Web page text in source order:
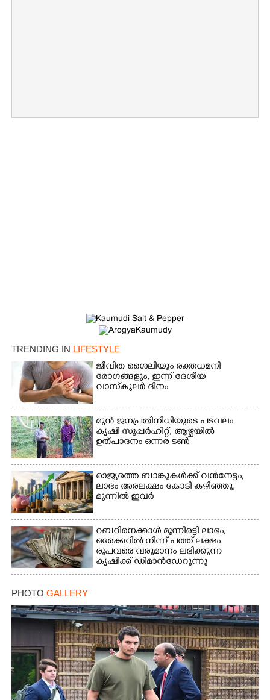
TRENDING IN LIFESTYLE
ജീവിത ശൈലിയും രക്തധമനി
രോഗങ്ങളും, ഇന്ന് ദേശീയ
വാസ്‌കുലര്‍ ദിനം
മുൻ ജനപ്രതിനിധിയുടെ പടവലം
കൃഷി സൂപ്പർഹിറ്റ്,​ ആഴ്ചയിൽ
ഉത്പാദനം ഒന്നര ടൺ
രാജ്യത്തെ ബാങ്കുകൾക്ക് വൻനേട്ടം,​
ലാഭം അരലക്ഷം കോടി കഴിഞ്ഞു,​
മുന്നിൽ ഇവർ
റബറിനെക്കാൾ മൂന്നിരട്ടി ലാഭം,​
ഒരേക്കറിൽ നിന്ന് പത്ത് ലക്ഷം
രൂപവരെ വരുമാനം ലഭിക്കുന്ന
കൃഷിക്ക് ഡിമാൻഡേറുന്നു
PHOTO GALLERY